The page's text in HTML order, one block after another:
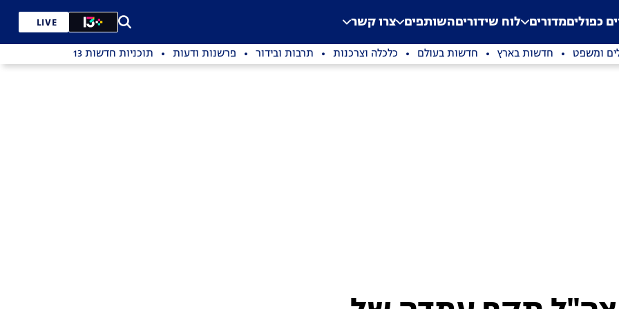
Application error: a
. כפוליםמדורים לוח שידוריםהשותפים צרו קשר LIVE
ומשפט חדשות בארץ חדשות בעולם כלכלה וצרכנות תרבות ובידור פרשנות ודעות תוכניות חדשות 13